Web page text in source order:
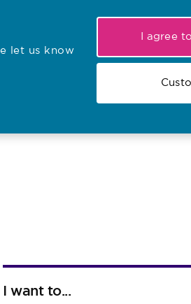
let us know
I agree
Search
Search
I want to...